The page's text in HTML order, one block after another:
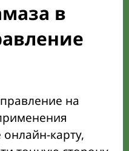
в
на
карту,